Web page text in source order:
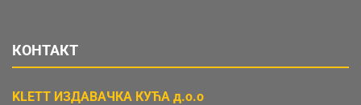
КОНТАКТ
KLETT ИЗДАВАЧКА КУЋА д.о.о